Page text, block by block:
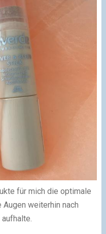
für mich die optimale
Augen weiterhin nach